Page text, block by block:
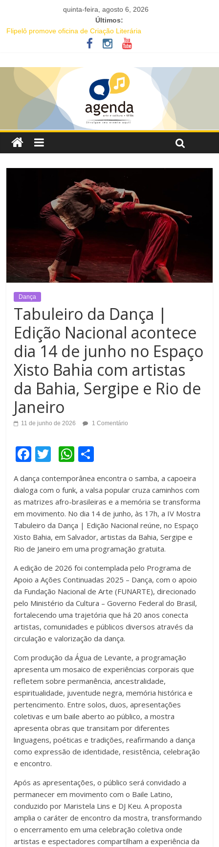
quinta-feira, agosto 6, 2026
Últimos:
Flipelô promove oficina de Criação Literária
Comédia romântica “O que vem depois” reestreia na Casa Preta e
Nesta sexta-feira (7), Luana Génot debate a cultura popular como
caminho para equidade racial
Livro infantil sobre ancestralidade negra será distribuído
gratuitamente na Flipelô
Maracutaia reúne artistas, influenciadores e empreendedores
LGBTQIAPN+ para fortalecer a economia criativa em Salvador
Dança
Tabuleiro da Dança |
Edição Nacional acontece
dia 14 de junho no Espaço
Xisto Bahia com artistas
da Bahia, Sergipe e Rio de
Janeiro
11 de junho de 2026 1 Comentário
F
c
e
b
o
o
k
T
tt
er
W
at
s
A
p
p
m
p
ar
til
h
ar
A dança contemporânea encontra o samba, a capoeira
dialoga com o funk, a valsa popular cruza caminhos com
as matrizes afro-brasileiras e a memória se transforma
em movimento. No dia 14 de junho, às 17h, a IV Mostra
Tabuleiro da Dança | Edição Nacional reúne, no Espaço
Xisto Bahia, em Salvador, artistas da Bahia, Sergipe e
Rio de Janeiro em uma programação gratuita.
A edição de 2026 foi contemplada pelo Programa de
Apoio a Ações Continuadas 2025 – Dança, com o apoio
da Fundação Nacional de Arte (FUNARTE), direcionado
pelo Ministério da Cultura – Governo Federal do Brasil,
fortalecendo uma trajetória que há 20 anos conecta
artistas, comunidades e públicos diversos através da
circulação e valorização da dança.
Com produção da Água de Levante, a programação
apresenta um mosaico de experiências corporais que
refletem sobre permanência, ancestralidade,
espiritualidade, juventude negra, memória histórica e
pertencimento. Entre solos, duos, apresentações
coletivas e um baile aberto ao público, a mostra
apresenta obras que transitam por diferentes
linguagens, poéticas e tradições, reafirmando a dança
como expressão de identidade, resistência, celebração
e encontro.
Após as apresentações, o público será convidado a
permanecer em movimento com o Baile Latino,
conduzido por Maristela Lins e DJ Keu. A proposta
amplia o caráter de encontro da mostra, transformando
o encerramento em uma celebração coletiva onde
artistas e espectadores compartilham a experiência da